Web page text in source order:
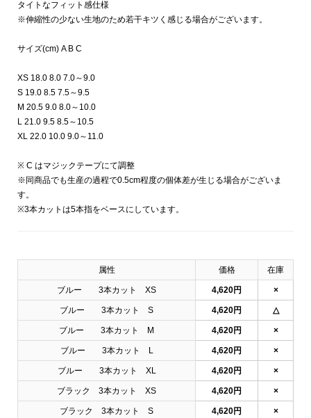
タイトなフィット感仕様
※伸縮性の少ない生地のため若干キツく感じる場合がございます。
サイズ(cm) A B C
XS 18.0 8.0 7.0～9.0
S 19.0 8.5 7.5～9.5
M 20.5 9.0 8.0～10.0
L 21.0 9.5 8.5～10.5
XL 22.0 10.0 9.0～11.0
※ C はマジックテープにて調整
※同商品でも生産の過程で0.5cm程度の個体差が生じる場合がございま
す。
※3本カットは5本指をベースにしています。
属性 価格 在庫
ブルー 3本カット XS 4,620円 ×
ブルー 3本カット S 4,620円 △
ブルー 3本カット M 4,620円 ×
ブルー 3本カット L 4,620円 ×
ブルー 3本カット XL 4,620円 ×
ブラック 3本カット XS 4,620円 ×
ブラック 3本カット S 4,620円 ×